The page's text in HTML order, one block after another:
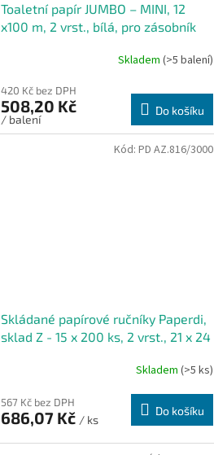
Toaletní papír JUMBO – MINI, 12
x100 m, 2 vrst., bílá, pro zásobník
Skladem (>5 balení)
420 Kč bez DPH
508,20 Kč
/ balení
Do košíku
Skládané papírové ručníky Paperdi,
sklad Z - 15 x 200 ks, 2 vrst., 21 x 24
Skladem (>5 ks)
567 Kč bez DPH
686,07 Kč / ks
Do košíku
Kód: PD AZ.816/3000